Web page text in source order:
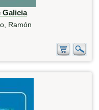
Galicia
Ramón